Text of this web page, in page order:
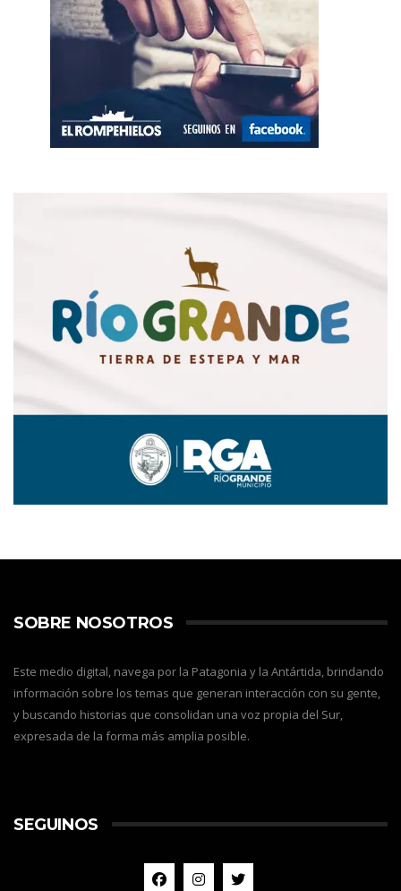
SOBRE NOSOTROS
Este medio digital, navega por la Patagonia y la Antártida, brindando
información sobre los temas que generan interacción con su gente,
y buscando historias que consolidan una voz propia del Sur,
expresada de la forma más amplia posible.
SEGUINOS